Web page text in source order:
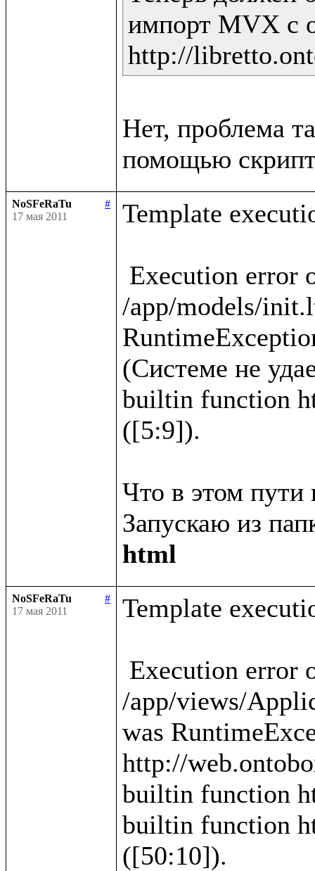
импорт MVX с
Нет, проблема
NoSFeRaTu
#
17 мая 2011
Template
/app/models/
(Системе не
builtin function
([5:9]).
Что в этом пути
Запускаю из
html
NoSFeRaTu
#
17 мая 2011
Template
/app/views/
was
http://
builtin function
builtin function
([50:10]).